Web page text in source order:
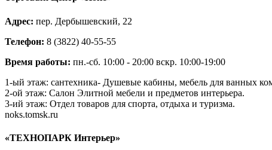
Адрес: пер. Дербышевский, 22
Телефон: 8 (3822) 40-55-55
Время работы: пн.-сб. 10:00 - 20:00 вскр. 10:00-19:00
1-ый этаж: сантехника- Душевые кабины, мебель для ванных
2-ой этаж: Салон Элитной мебели и предметов интерьера.
3-ий этаж: Отдел товаров для спорта, отдыха и туризма.
noks.tomsk.ru
«ТЕХНОПАРК Интерьер»